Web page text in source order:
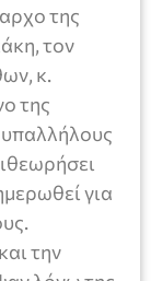
της
τον
κ.
της
για
την